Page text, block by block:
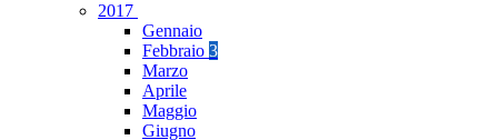
2017
Gennaio
Febbraio 3
Marzo
Aprile
Maggio
Giugno